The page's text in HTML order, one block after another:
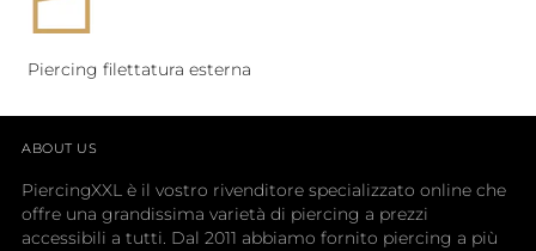
Piercing filettatura esterna
ABOUT US
PiercingXXL è il vostro rivenditore specializzato online che
offre una grandissima varietà di piercing a prezzi
accessibili a tutti. Dal 2011 abbiamo fornito piercing a più